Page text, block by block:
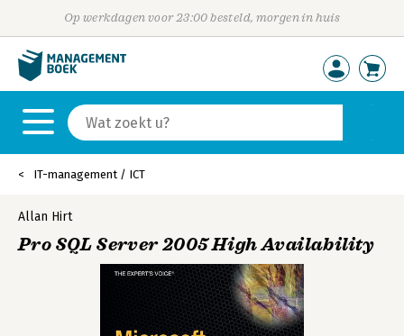
Op werkdagen voor 23:00 besteld, morgen in huis
IT-management / ICT
Allan Hirt
Pro SQL Server 2005 High Availability